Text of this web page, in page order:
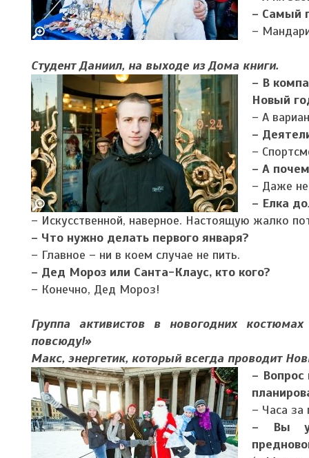
– Самый
–
Студент Даниил, на выходе из Дома книги.
– В
Новый
– А
–
–
– А
– Даже
– Елка
– Искусственной, наверное. Настоящую жалко
– Что нужно делать первого января?
– Главное – ни в коем случае не пить.
– Дед Мороз или Санта-Клаус, кто кого?
– Конечно, Дед Мороз!
Группа активистов в новогодних
повсюду!»
Макс, энергетик, который всегда проводит
– Вопрос
– Часа за
– Вы